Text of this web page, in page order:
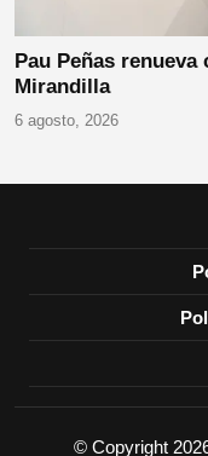
Pau Peñas
Mirandilla
6 agosto, 2026
© Copyright